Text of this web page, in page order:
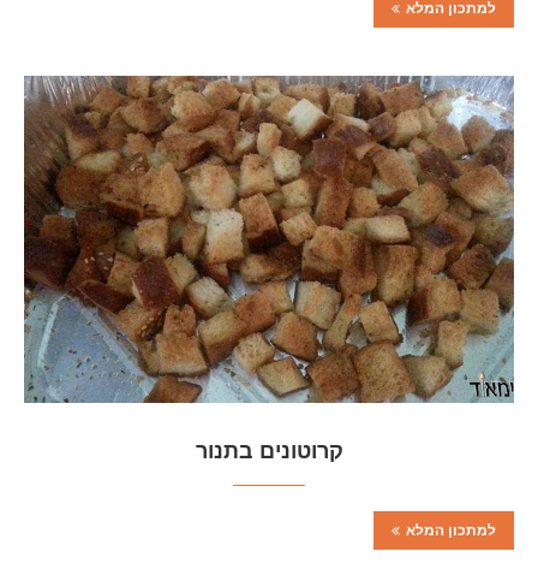
למתכון המלא
קרוטונים בתנור
למתכון המלא